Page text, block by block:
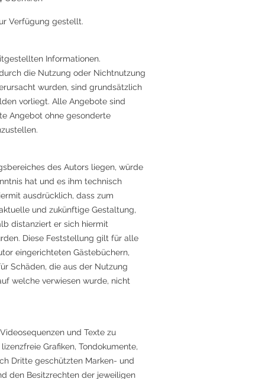
Verfügung gestellt.
Informationen.
die Nutzung oder Nichtnutzung
wurden, sind grundsätzlich
vorliegt. Alle Angebote sind
Angebot ohne gesonderte
des Autors liegen, würde
hat und es ihm technisch
ausdrücklich, dass zum
und zukünftige Gestaltung,
distanziert er sich hiermit
Diese Feststellung gilt für alle
eingerichteten Gästebüchern,
Schäden, die aus der Nutzung
welche verwiesen wurde, nicht
und Texte zu
Grafiken, Tondokumente,
Dritte geschützten Marken- und
den Besitzrechten der jeweiligen